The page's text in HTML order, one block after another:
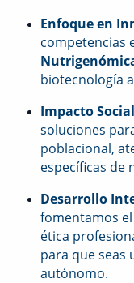
Enfoque en
competencias
biotecnología
Impacto
soluciones
poblacional,
específicas de
Desarrollo
fomentamos
ética
para que seas
autónomo.